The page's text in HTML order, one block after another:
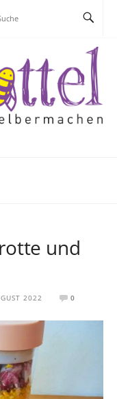
und
2022 0